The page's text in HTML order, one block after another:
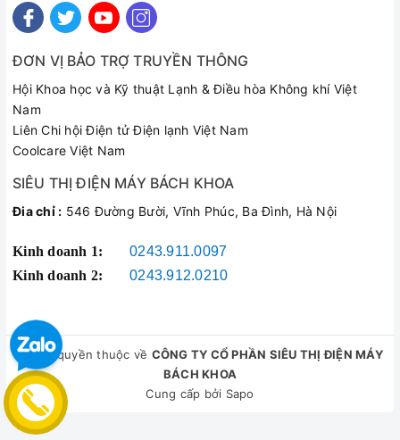
Cấu Khớp Đầu Nối
Đầu thẳng kết nối
Đầu vuông 90 độ gắn
(WP)
bền kết cấu lớp bố sợi
dệt chịu lực bên trong
Áp Suất Phá Hủy (BP)
4000 PSI – Khả năng
chống nổ vỡ dây vượt
Chất Liệu Khớp Ren
Đồng thau nguyên
khối dày dặn kết hợp
núm xoay khía rãnh
ĐƠN VỊ BẢO TRỢ TRUYỀN THÔNG
Hội Khoa học và Kỹ thuật Lạnh & Điều hòa Không khí Việt
Nam
Liên Chi hội Điện tử Điện lạnh Việt Nam
Coolcare Việt Nam
SIÊU THỊ ĐIỆN MÁY BÁCH KHOA
Đia chỉ : 546 Đường Bười, Vĩnh Phúc, Ba Đình, Hà Nội
Kinh doanh 1:
0243.911.0097
Kinh doanh 2:
0243.912.0210
© Bản quyền thuộc về CÔNG TY CỔ PHẦN SIÊU THỊ ĐIỆN MÁY
BÁCH KHOA
Cung cấp bởi Sapo